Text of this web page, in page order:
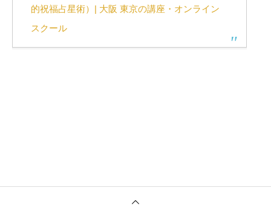
的祝福占星術）| 大阪 東京の講座・オンライン
スクール